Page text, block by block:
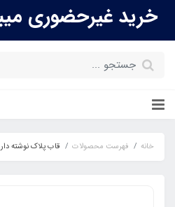
خرید غیرحضوری
خانه فهرست محصولات قاب پلاک نوشته دار "